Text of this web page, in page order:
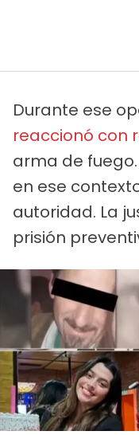
Durante ese
reaccionó con
arma de
en ese
autoridad. La
prisión